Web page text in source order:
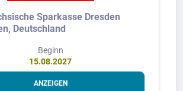
Sparkasse Dresden
Deutschland
Beginn
15.08.2027
ANZEIGEN